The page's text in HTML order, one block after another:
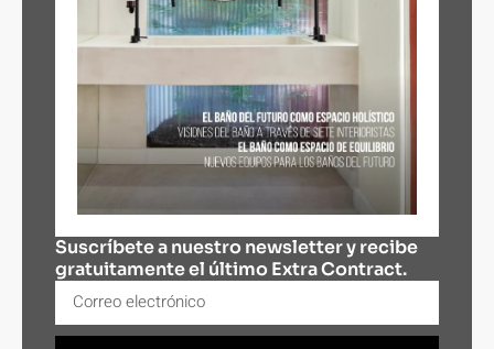
Suscríbete a nuestro newsletter y recibe
gratuitamente el último Extra Contract.